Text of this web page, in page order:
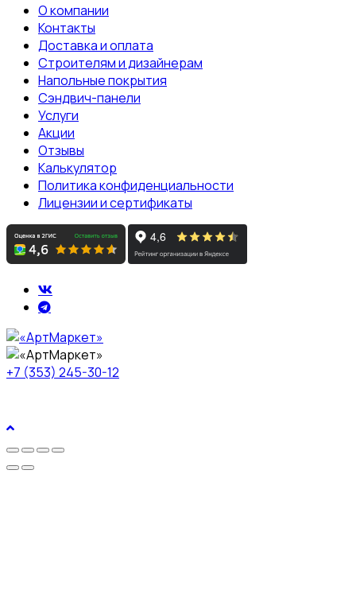
О компании
Контакты
Доставка и оплата
Строителям и дизайнерам
Напольные покрытия
Сэндвич-панели
Услуги
Акции
Отзывы
Калькулятор
Политика конфиденциальности
Лицензии и сертификаты
+7 (353) 245-30-12